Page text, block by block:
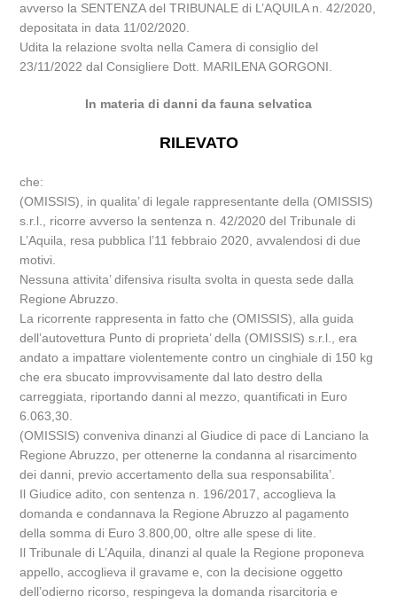
avverso la SENTENZA del TRIBUNALE di L’AQUILA n. 42/2020,
depositata in data 11/02/2020.
Udita la relazione svolta nella Camera di consiglio del
23/11/2022 dal Consigliere Dott. MARILENA GORGONI.
In materia di danni da fauna selvatica
RILEVATO
che:
(OMISSIS), in qualita’ di legale rappresentante della (OMISSIS)
s.r.l., ricorre avverso la sentenza n. 42/2020 del Tribunale di
L’Aquila, resa pubblica l’11 febbraio 2020, avvalendosi di due
motivi.
Nessuna attivita’ difensiva risulta svolta in questa sede dalla
Regione Abruzzo.
La ricorrente rappresenta in fatto che (OMISSIS), alla guida
dell’autovettura Punto di proprieta’ della (OMISSIS) s.r.l., era
andato a impattare violentemente contro un cinghiale di 150 kg
che era sbucato improvvisamente dal lato destro della
carreggiata, riportando danni al mezzo, quantificati in Euro
6.063,30.
(OMISSIS) conveniva dinanzi al Giudice di pace di Lanciano la
Regione Abruzzo, per ottenerne la condanna al risarcimento
dei danni, previo accertamento della sua responsabilita’.
Il Giudice adito, con sentenza n. 196/2017, accoglieva la
domanda e condannava la Regione Abruzzo al pagamento
della somma di Euro 3.800,00, oltre alle spese di lite.
Il Tribunale di L’Aquila, dinanzi al quale la Regione proponeva
appello, accoglieva il gravame e, con la decisione oggetto
dell’odierno ricorso, respingeva la domanda risarcitoria e